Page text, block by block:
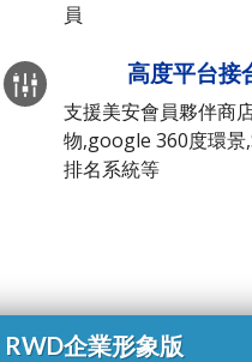
員
高度平台接
支援美安會員夥伴商
物,google 360度環景
排名系統等
RWD企業形象版